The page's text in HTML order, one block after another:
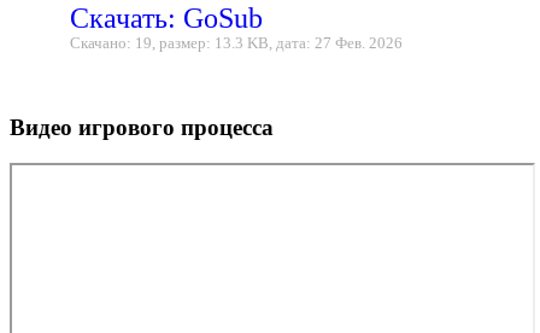
Скачать: GoSub
Скачано: 19, размер: 13.3 KB, дата: 27 Фев. 2026
Видео игрового процесса